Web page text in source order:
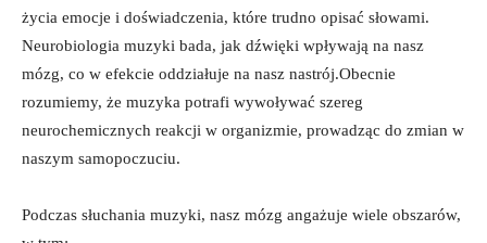
życia emocje i doświadczenia, które trudno opisać słowami.
Neurobiologia muzyki bada, jak dźwięki wpływają na nasz
mózg, co w efekcie oddziałuje na nasz nastrój.Obecnie
rozumiemy, że muzyka potrafi wywoływać szereg
neurochemicznych reakcji w organizmie, prowadząc do zmian w
naszym samopoczuciu.
Podczas słuchania muzyki, nasz mózg angażuje wiele obszarów,